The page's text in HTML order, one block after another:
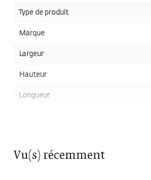
Type de produit
Marque
Largeur
Hauteur
Longueur
Odeur
Vu(s) récemment